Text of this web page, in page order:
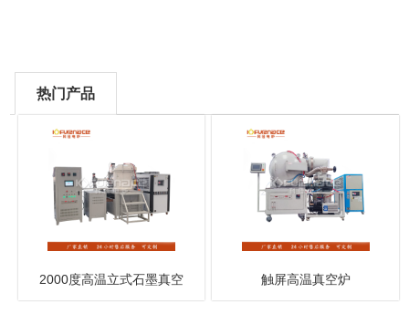
热门产品
2000度高温立式石墨真空 触屏高温真空炉